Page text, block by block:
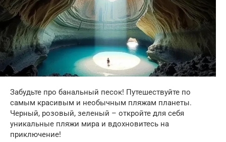
Забудьте про банальный песок! Путешествуйте по
самым красивым и необычным пляжам планеты.
Черный, розовый, зеленый – откройте для себя
уникальные пляжи мира и вдохновитесь на
приключение!